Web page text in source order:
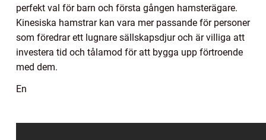
perfekt val för barn och första gången hamsterägare.
Kinesiska hamstrar kan vara mer passande för personer
som föredrar ett lugnare sällskapsdjur och är villiga att
investera tid och tålamod för att bygga upp förtroende
med dem.
En